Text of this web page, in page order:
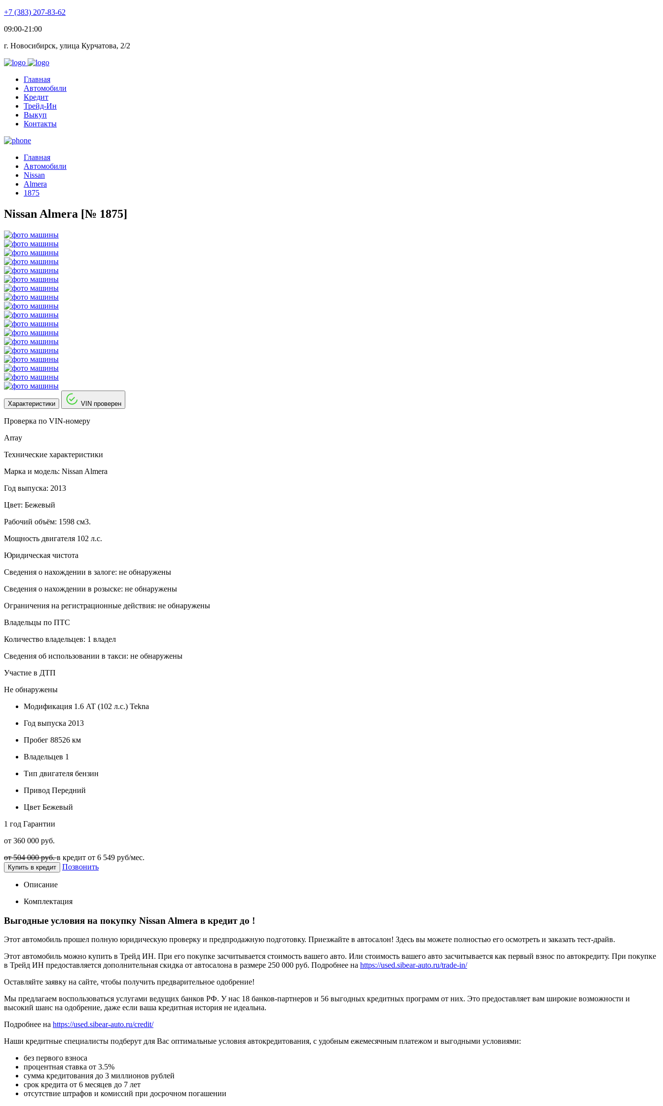
+7 (383) 207-83-62
09:00-21:00
г. Новосибирск, улица Курчатова, 2/2
Главная
Автомобили
Кредит
Трейд-Ин
Выкуп
Контакты
Главная
Автомобили
Nissan
Almera
1875
Nissan Almera [№ 1875]
Характеристики VIN проверен
Проверка по VIN-номеру
Array
Технические характеристики
Марка и модель: Nissan Almera
Год выпуска: 2013
Цвет: Бежевый
Рабочий объём: 1598 см3.
Мощность двигателя 102 л.с.
Юридическая чистота
Сведения о нахождении в залоге: не обнаружены
Сведения о нахождении в розыске: не обнаружены
Ограничения на регистрационные действия: не обнаружены
Владельцы по ПТС
Количество владельцев: 1 владел
Сведения об использовании в такси: не обнаружены
Участие в ДТП
Не обнаружены
Модификация 1.6 AT (102 л.с.) Tekna
Год выпуска 2013
Пробег 88526 км
Владельцев 1
Тип двигателя бензин
Привод Передний
Цвет Бежевый
1 год Гарантии
от 360 000 руб.
от 504 000 руб.в кредит от 6 549 руб/мес.
Купить в кредит Позвонить
Описание
Комплектация
Выгодные условия на покупку Nissan Almera в кредит до !
Этот автомобиль прошел полную юридическую проверку и предпродажную подготовку. Приезжайте в автосалон! Здесь вы можете полностью его осмотреть и заказать тест-драйв.
Этот автомобиль можно купить в Трейд ИН. При его покупке засчитывается стоимость вашего авто. Или стоимость вашего авто засчитывается как первый взнос по автокредиту. При покупке
в Трейд ИН предоставляется дополнительная скидка от автосалона в размере 250 000 руб. Подробнее на https://used.sibear-auto.ru/trade-in/
Оставляйте заявку на сайте, чтобы получить предварительное одобрение!
Мы предлагаем воспользоваться услугами ведущих банков РФ. У нас 18 банков-партнеров и 56 выгодных кредитных программ от них. Это предоставляет вам широкие возможности и
высокий шанс на одобрение, даже если ваша кредитная история не идеальна.
Подробнее на https://used.sibear-auto.ru/credit/
Наши кредитные специалисты подберут для Вас оптимальные условия автокредитования, с удобным ежемесячным платежом и выгодными условиями:
без первого взноса
процентная ставка от 3.5%
сумма кредитования до 3 миллионов рублей
срок кредита от 6 месяцев до 7 лет
отсутствие штрафов и комиссий при досрочном погашении